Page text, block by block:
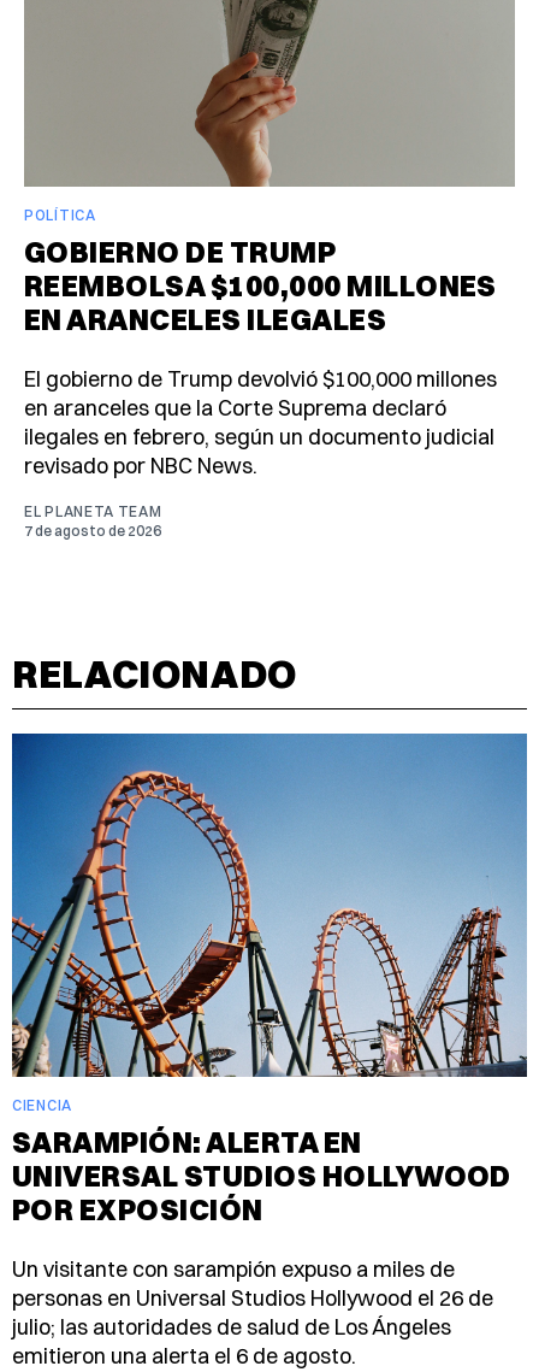
POLÍTICA
GOBIERNO DE TRUMP
REEMBOLSA $100,000 MILLONES
EN ARANCELES ILEGALES
El gobierno de Trump devolvió $100,000 millones
en aranceles que la Corte Suprema declaró
ilegales en febrero, según un documento judicial
revisado por NBC News.
EL PLANETA TEAM
7 de agosto de 2026
RELACIONADO
CIENCIA
SARAMPIÓN: ALERTA EN
UNIVERSAL STUDIOS HOLLYWOOD
POR EXPOSICIÓN
Un visitante con sarampión expuso a miles de
personas en Universal Studios Hollywood el 26 de
julio; las autoridades de salud de Los Ángeles
emitieron una alerta el 6 de agosto.